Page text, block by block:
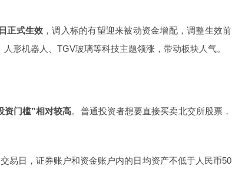
正式生效 ，调入标的有望迎来被动资金增配，调整生效前
形机器人、TGV玻璃等科技主题领涨，带动板块人气。
资门槛”相对较高。普通投资者想要直接买卖北交所股票，
易日，证券账户和资金账户内的日均资产不低于人民币50